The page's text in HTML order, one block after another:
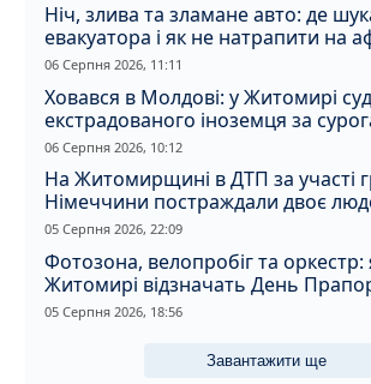
Ніч, злива та зламане авто: де
евакуатора і як не натрапити на
06 Серпня 2026, 11:11
Ховався в Молдові: у Житомирі
екстрадованого іноземця за
і відмивання грошей
06 Серпня 2026, 10:12
На Житомирщині в ДТП за участі
Німеччини постраждали двоє
05 Серпня 2026, 22:09
Фотозона, велопробіг та оркестр:
Житомирі відзначать День
Незалежності
05 Серпня 2026, 18:56
Завантажити ще